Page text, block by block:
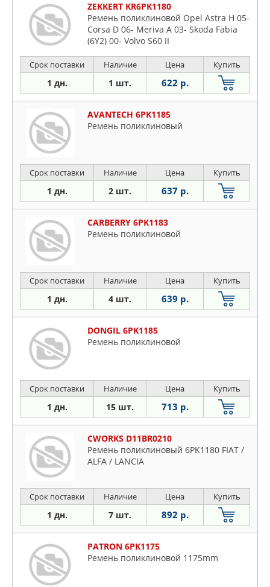
ZEKKERT KR6PK1180
Ремень поликлиновой Opel Astra H 05-
Corsa D 06- Meriva A 03- Skoda Fabia
(6Y2) 00- Volvo S60 II
Срок поставки Наличие Цена Купить
1 дн. 1 шт. 622 р.
AVANTECH 6PK1185
Ремень поликлиновый
Срок поставки Наличие Цена Купить
1 дн. 2 шт. 637 р.
CARBERRY 6PK1183
Ремень поликлиновой
Срок поставки Наличие Цена Купить
1 дн. 4 шт. 639 р.
DONGIL 6PK1185
Ремень поликлиновой
Срок поставки Наличие Цена Купить
1 дн. 15 шт. 713 р.
CWORKS D11BR0210
Ремень поликлиновый 6PK1180 FIAT /
ALFA / LANCIA
Срок поставки Наличие Цена Купить
1 дн. 7 шт. 892 р.
PATRON 6PK1175
Ремень поликлиновой 1175mm